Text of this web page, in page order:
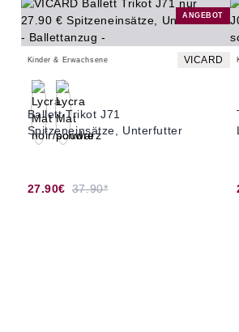
ANGEBOT
Kinder & Erwachsene VICARD
Ballett Trikot J71
Spitzeneinsätze, Unterfutter
27.90€ 37.90*